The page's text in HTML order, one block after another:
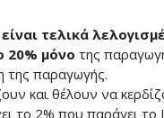
τελικά
20% μόνο της
της παραγωγής.
και θέλουν να
το 2% που παράγει